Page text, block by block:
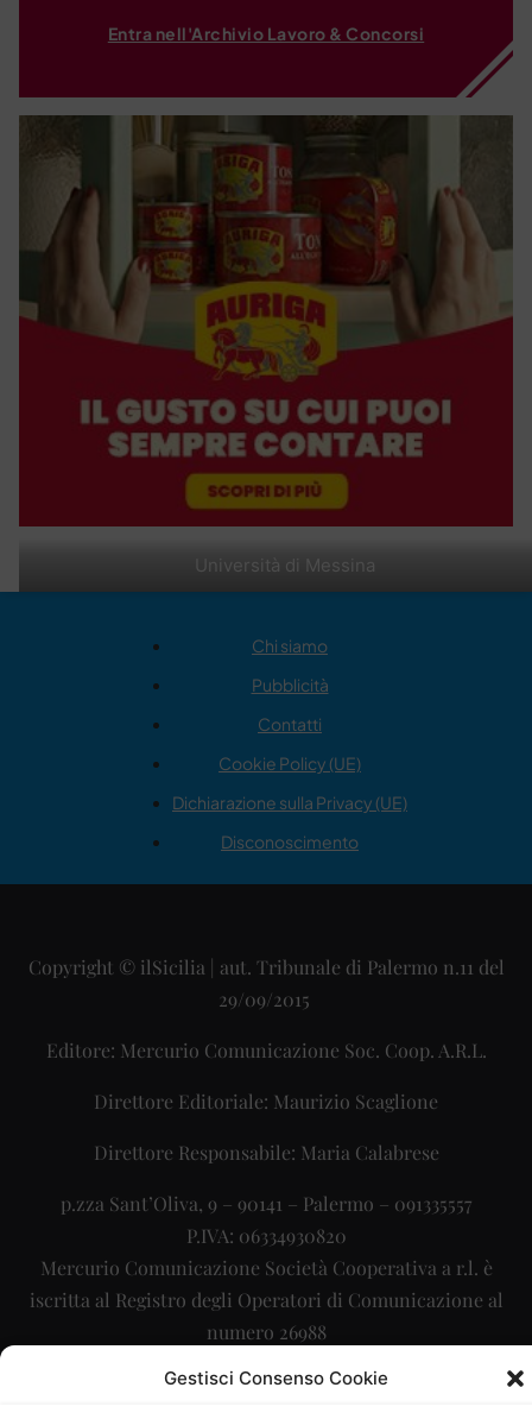
Gestisci Consenso Cookie
Università di Messina
Entra nell'Archivio Lavoro & Concorsi
Chi siamo
Pubblicità
Contatti
Cookie Policy (UE)
Dichiarazione sulla Privacy (UE)
Disconoscimento
Copyright © ilSicilia | aut. Tribunale di Palermo n.11 del
29/09/2015
Editore: Mercurio Comunicazione Soc. Coop. A.R.L.
Direttore Editoriale: Maurizio Scaglione
Direttore Responsabile: Maria Calabrese
p.zza Sant’Oliva, 9 – 90141 – Palermo – 091335557
P.IVA: 06334930820
Mercurio Comunicazione Società Cooperativa a r.l. è
iscritta al Registro degli Operatori di Comunicazione al
numero 26988
Sito gestito daLa Digitale srl–info@ladigitale.it